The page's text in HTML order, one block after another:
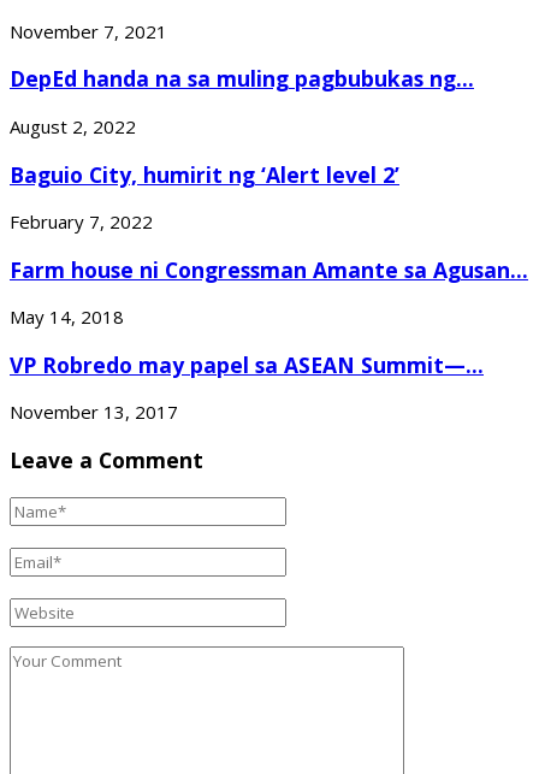
November 7, 2021
DepEd handa na sa muling pagbubukas ng...
August 2, 2022
Baguio City, humirit ng ‘Alert level 2’
February 7, 2022
Farm house ni Congressman Amante sa Agusan...
May 14, 2018
VP Robredo may papel sa ASEAN Summit—...
November 13, 2017
Leave a Comment